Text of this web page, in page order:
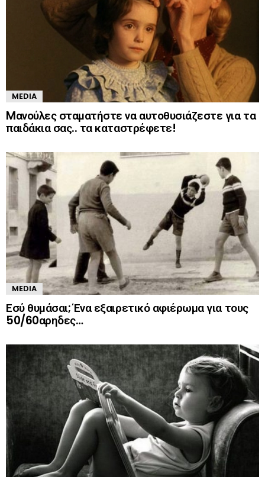
MEDIA
Mανούλες σταματήστε να αυτοθυσιάζεστε για τα
παιδάκια σας.. τα καταστρέφετε!
MEDIA
Εσύ θυμάσαι; Ένα εξαιρετικό αφιέρωμα για τους
50/60αρηδες…